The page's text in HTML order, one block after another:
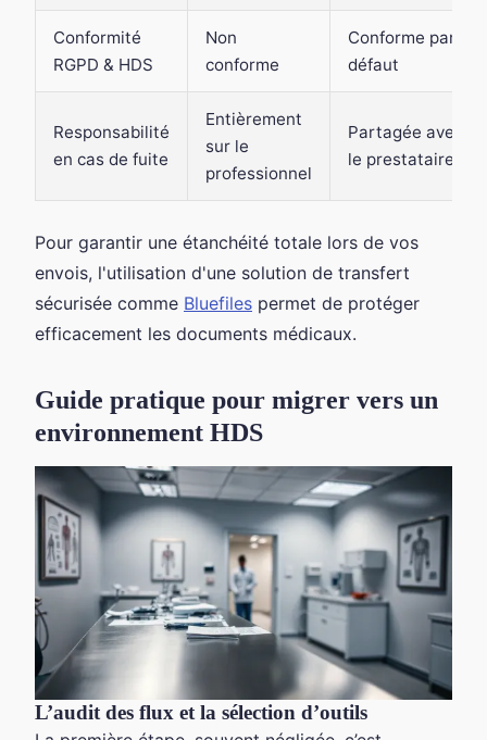
Conformité
RGPD & HDS
Non
conforme
Conforme par
défaut
Responsabilité
en cas de fuite
Entièrement
sur le
professionnel
Partagée avec
le prestataire
Pour garantir une étanchéité totale lors de vos
envois, l'utilisation d'une solution de transfert
sécurisée comme Bluefiles permet de protéger
efficacement les documents médicaux.
Guide pratique pour migrer vers un
environnement HDS
L’audit des flux et la sélection d’outils